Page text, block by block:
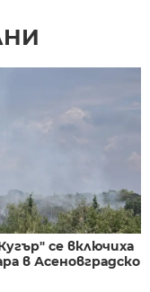
се включиха
в Асеновградско